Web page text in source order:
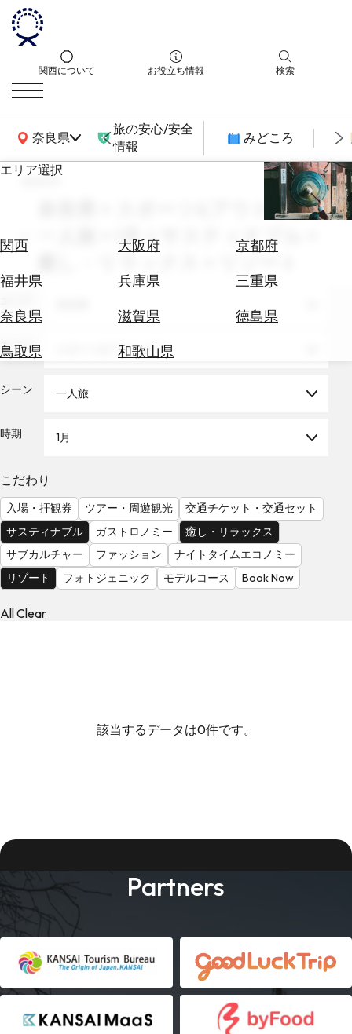
関西について お役立ち情報 検索
奈良県
関西広域MAP
旅の安心/安全
情報
みどころ
エリア選択
関西 大阪府
京都府
福井県
兵庫県
三重県
奈良県
滋賀県
徳島県
鳥取県
和歌山県
エ
券
テ
を
を
見
る
search
奈良県 × スポーツ&アウトドア ×
一人旅 × 1月 × サスティナブル ×
テーマ スポーツ&アウトドア
シーン 一人旅
時期 1月
こだわり
入場・拝観券 ツアー・周遊観光
交通チケット・交通セット
サスティナブル
ガストロノミー
癒し・リラックス
サブカルチャー
ファッション
ナイトタイムエコノミー
リゾート
フォトジェニック モデルコース Book Now
All Clear
該当するデータは0件です。
Partners